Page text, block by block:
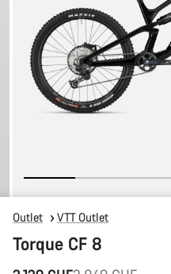
Outlet VTT Outlet
Torque CF 8